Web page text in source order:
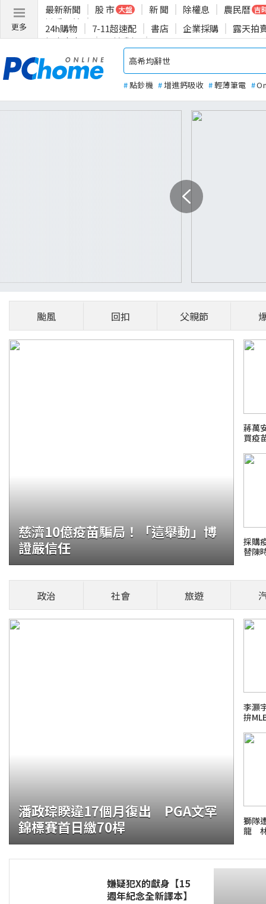
更多
最新新聞 股 市 大盤 新 聞 除權息 農民曆 吉
揪愛公益
24h購物 7-11超速配 書店 企業採購
露天拍
投資人專區
關於我們
#點鈔機 #增進鈣吸收 #輕薄筆電 #
破364億元封王
今(2026)年前6月國銀累計稅前盈餘達
刷新歷年同期紀錄；其中
颱風 回扣 父親節
慈濟10億疫苗騙局！「這舉動」博
證嚴信任
蔣萬
買疫
採購
替陳
政治 社會 旅遊
潘政琮睽違17個月復出 PGA文罕
錦標賽首日繳70桿
李灝
拚
獅隊
龍 林
嫌疑犯X的獻身【15
週年紀念全新譯本】